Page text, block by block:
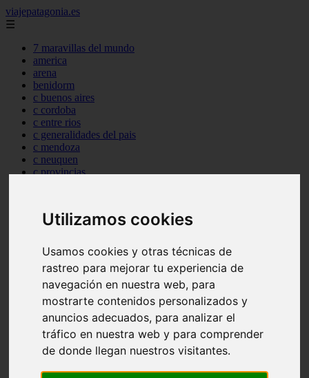
Utilizamos cookies
Usamos cookies y otras técnicas de
rastreo para mejorar tu experiencia de
navegación en nuestra web, para
mostrarte contenidos personalizados y
anuncios adecuados, para analizar el
tráfico en nuestra web y para comprender
de donde llegan nuestros visitantes.
viajepatagonia.es
☰
7 maravillas del mundo
america
arena
benidorm
c buenos aires
c cordoba
c entre rios
c generalidades del pais
c mendoza
c neuquen
c provincias
c tucuman
carmen
category
destinos
gijon
lanzarote
live
monumentos
naturaleza
san
tenerife